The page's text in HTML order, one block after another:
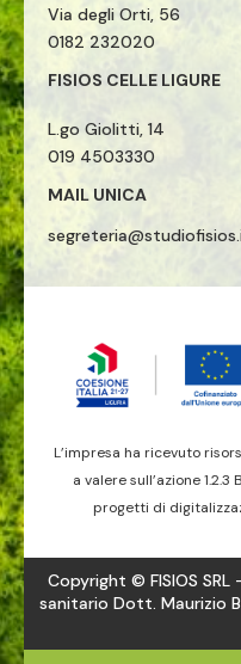
Via degli Orti, 56
0182 232020
FISIOS CELLE LIGURE
L.go Giolitti, 14
019 4503330
MAIL UNICA
L’impresa ha ricevuto
a valere sull’azione
progetti di
Copyright © FISIOS
sanitario Dott. Maurizio